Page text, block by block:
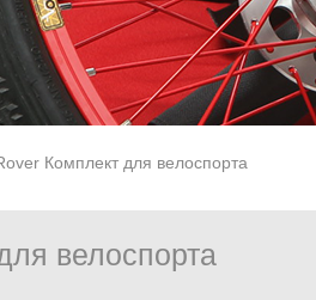
Комплект для велоспорта
велоспорта